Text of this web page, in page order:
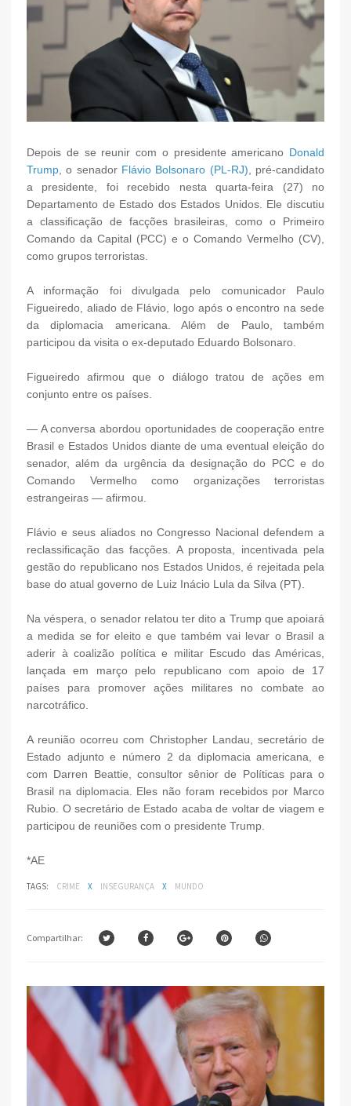
Depois de se reunir com o presidente americano Donald
Trump , o senador Flávio Bolsonaro (PL-RJ) , pré-candidato
a presidente, foi recebido nesta quarta-feira (27) no
Departamento de Estado dos Estados Unidos. Ele discutiu
a classificação de facções brasileiras, como o Primeiro
Comando da Capital (PCC) e o Comando Vermelho (CV),
como grupos terroristas.
A informação foi divulgada pelo comunicador Paulo
Figueiredo, aliado de Flávio, logo após o encontro na sede
da diplomacia americana. Além de Paulo, também
participou da visita o ex-deputado Eduardo Bolsonaro.
Figueiredo afirmou que o diálogo tratou de ações em
conjunto entre os países.
— A conversa abordou oportunidades de cooperação entre
Brasil e Estados Unidos diante de uma eventual eleição do
senador, além da urgência da designação do PCC e do
Comando Vermelho como organizações terroristas
estrangeiras — afirmou.
Flávio e seus aliados no Congresso Nacional defendem a
reclassificação das facções. A proposta, incentivada pela
gestão do republicano nos Estados Unidos, é rejeitada pela
base do atual governo de Luiz Inácio Lula da Silva (PT).
Na véspera, o senador relatou ter dito a Trump que apoiará
a medida se for eleito e que também vai levar o Brasil a
aderir à coalizão política e militar Escudo das Américas,
lançada em março pelo republicano com apoio de 17
países para promover ações militares no combate ao
narcotráfico.
A reunião ocorreu com Christopher Landau, secretário de
Estado adjunto e número 2 da diplomacia americana, e
com Darren Beattie, consultor sênior de Políticas para o
Brasil na diplomacia. Eles não foram recebidos por Marco
Rubio. O secretário de Estado acaba de voltar de viagem e
participou de reuniões com o presidente Trump.
*AE
TAGS: CRIME X INSEGURANÇA X MUNDO
Compartilhar: